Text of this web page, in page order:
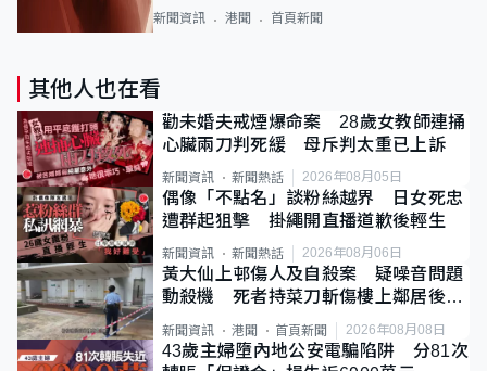
新聞資訊 港聞 首頁新聞
其他人也在看
勸未婚夫戒煙爆命案 28歲女教師連捅
心臟兩刀判死緩 母斥判太重已上訴
新聞資訊 新聞熱話 2026年08月05日
偶像「不點名」談粉絲越界 日女死忠
遭群起狙擊 掛繩開直播道歉後輕生
新聞資訊 新聞熱話 2026年08月06日
黃大仙上邨傷人及自殺案 疑噪音問題
動殺機 死者持菜刀斬傷樓上鄰居後墮
新聞資訊 港聞 首頁新聞 2026年08月08日
43歲主婦墮內地公安電騙陷阱 分81次